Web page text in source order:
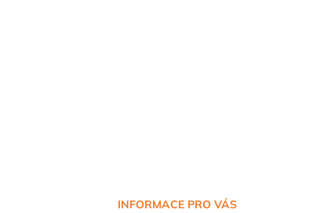
INFORMACE PRO VÁS